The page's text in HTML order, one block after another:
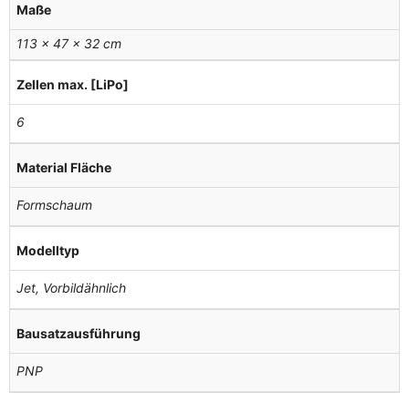
Maße
113 × 47 × 32 cm
Zellen max. [LiPo]
6
Material Fläche
Formschaum
Modelltyp
Jet, Vorbildähnlich
Bausatzausführung
PNP